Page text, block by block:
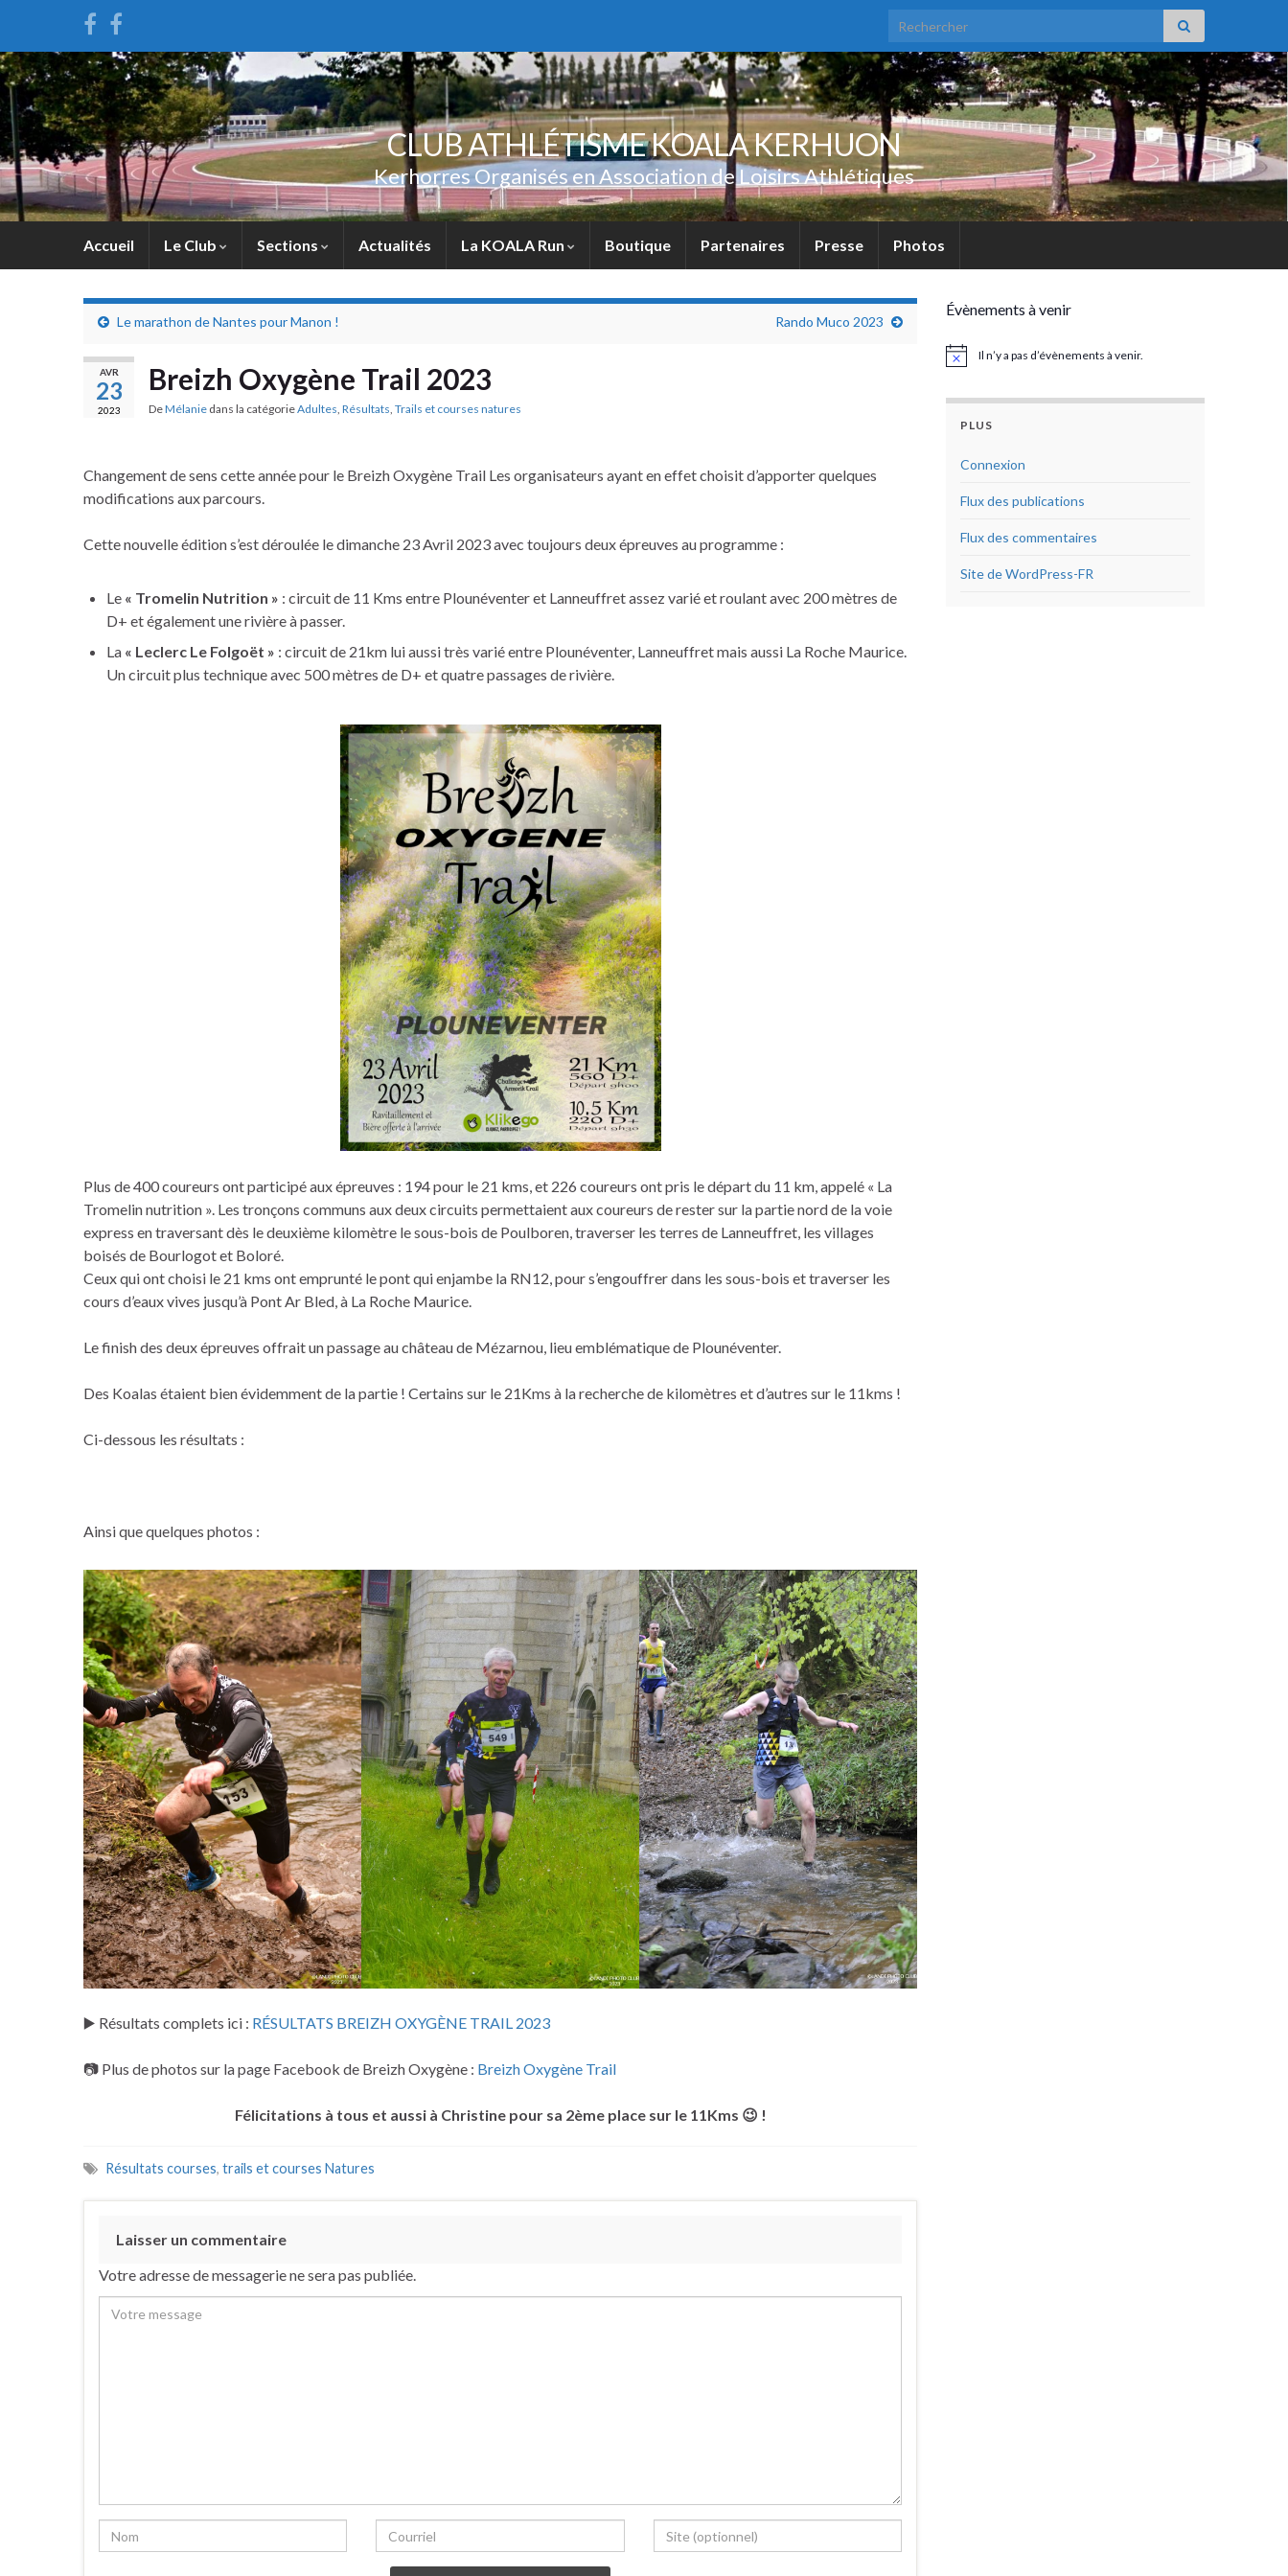
Search for:
CLUB ATHLÉTISME KOALA KERHUON
Kerhorres Organisés en Association de Loisirs Athlétiques
Accueil Le Club Sections Actualités La KOALA Run Boutique Partenaires Presse Photos
Le marathon de Nantes pour Manon ! Rando Muco 2023
AVR
23
2023
Breizh Oxygène Trail 2023
DeMélanie dans la catégorieAdultes Résultats Trails et courses natures
Changement de sens cette année pour le Breizh Oxygène Trail Les organisateurs ayant en effet choisit d’apporter quelques
modifications aux parcours.
Cette nouvelle édition s’est déroulée le dimanche 23 Avril 2023 avec toujours deux épreuves au programme :
Le « Tromelin Nutrition » : circuit de 11 Kms entre Plounéventer et Lanneuffret assez varié et roulant avec 200 mètres de
D+ et également une rivière à passer.
La « Leclerc Le Folgoët » : circuit de 21km lui aussi très varié entre Plounéventer, Lanneuffret mais aussi La Roche Maurice.
Un circuit plus technique avec 500 mètres de D+ et quatre passages de rivière.
Plus de 400 coureurs ont participé aux épreuves : 194 pour le 21 kms, et 226 coureurs ont pris le départ du 11 km, appelé « La
Tromelin nutrition ». Les tronçons communs aux deux circuits permettaient aux coureurs de rester sur la partie nord de la voie
express en traversant dès le deuxième kilomètre le sous-bois de Poulboren, traverser les terres de Lanneuffret, les villages
boisés de Bourlogot et Boloré.
Ceux qui ont choisi le 21 kms ont emprunté le pont qui enjambe la RN12, pour s’engouffrer dans les sous-bois et traverser les
cours d’eaux vives jusqu’à Pont Ar Bled, à La Roche Maurice.
Le finish des deux épreuves offrait un passage au château de Mézarnou, lieu emblématique de Plounéventer.
Des Koalas étaient bien évidemment de la partie ! Certains sur le 21Kms à la recherche de kilomètres et d’autres sur le 11kms !
Ci-dessous les résultats :
Ainsi que quelques photos :
▶️ Résultats complets ici : RÉSULTATS BREIZH OXYGÈNE TRAIL 2023
📷 Plus de photos sur la page Facebook de Breizh Oxygène : Breizh Oxygène Trail
Félicitations à tous et aussi à Christine pour sa 2ème place sur le 11Kms 😉 !
Résultats courses, trails et courses Natures
Laisser un commentaire
Votre adresse de messagerie ne sera pas publiée.
Évènements à venir
NoticeIl n’y a pas d’évènements à venir.
PLUS
Connexion
Flux des publications
Flux des commentaires
Site de WordPress-FR